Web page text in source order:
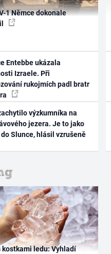
1 Němce dokonale
Entebbe ukázala
Izraele. Při
rukojmích padl bratr
výzkumníka na
jezera. Je to jako
Slunce, hlásil vzrušeně
kostkami ledu: Vyhladí